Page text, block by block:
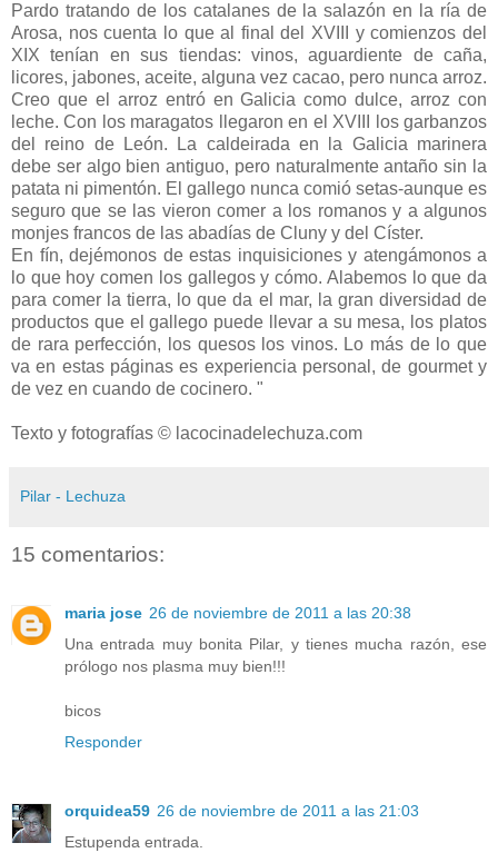
Pardo tratando de los catalanes de la salazón en la ría de
Arosa, nos cuenta lo que al final del XVIII y comienzos del
XIX tenían en sus tiendas: vinos, aguardiente de caña,
licores, jabones, aceite, alguna vez cacao, pero nunca arroz.
Creo que el arroz entró en Galicia como dulce, arroz con
leche. Con los maragatos llegaron en el XVIII los garbanzos
del reino de León. La caldeirada en la Galicia marinera
debe ser algo bien antiguo, pero naturalmente antaño sin la
patata ni pimentón. El gallego nunca comió setas-aunque es
seguro que se las vieron comer a los romanos y a algunos
monjes francos de las abadías de Cluny y del Císter.
En fín, dejémonos de estas inquisiciones y atengámonos a
lo que hoy comen los gallegos y cómo. Alabemos lo que da
para comer la tierra, lo que da el mar, la gran diversidad de
productos que el gallego puede llevar a su mesa, los platos
de rara perfección, los quesos los vinos. Lo más de lo que
va en estas páginas es experiencia personal, de gourmet y
de vez en cuando de cocinero. "
Texto y fotografías © lacocinadelechuza.com
Pilar - Lechuza
15 comentarios:
maria jose 26 de noviembre de 2011 a las 20:38
Una entrada muy bonita Pilar, y tienes mucha razón, ese
prólogo nos plasma muy bien!!!
bicos
Responder
orquidea59 26 de noviembre de 2011 a las 21:03
Estupenda entrada.